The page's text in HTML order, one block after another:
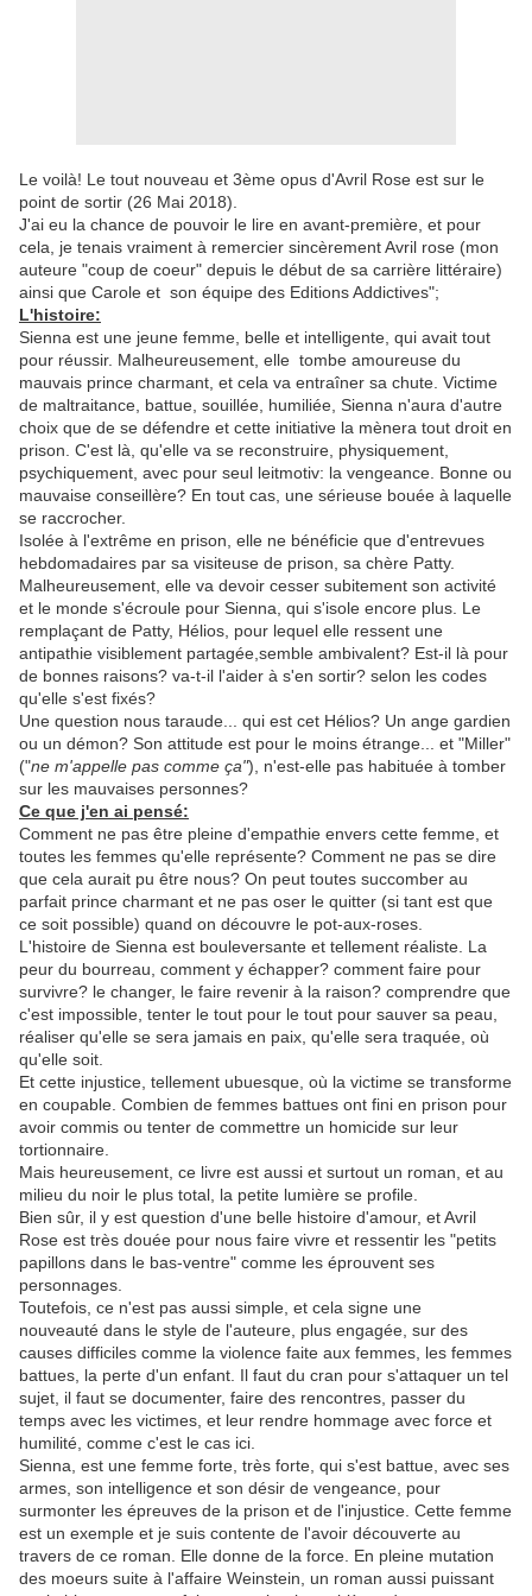
Le voilà! Le tout nouveau et 3ème opus d'Avril Rose est sur le
point de sortir (26 Mai 2018).
J'ai eu la chance de pouvoir le lire en avant-première, et pour
cela, je tenais vraiment à remercier sincèrement Avril rose (mon
auteure "coup de coeur" depuis le début de sa carrière littéraire)
ainsi que Carole et son équipe des Editions Addictives";
L'histoire:
Sienna est une jeune femme, belle et intelligente, qui avait tout
pour réussir. Malheureusement, elle tombe amoureuse du
mauvais prince charmant, et cela va entraîner sa chute. Victime
de maltraitance, battue, souillée, humiliée, Sienna n'aura d'autre
choix que de se défendre et cette initiative la mènera tout droit en
prison. C'est là, qu'elle va se reconstruire, physiquement,
psychiquement, avec pour seul leitmotiv: la vengeance. Bonne ou
mauvaise conseillère? En tout cas, une sérieuse bouée à laquelle
se raccrocher.
Isolée à l'extrême en prison, elle ne bénéficie que d'entrevues
hebdomadaires par sa visiteuse de prison, sa chère Patty.
Malheureusement, elle va devoir cesser subitement son activité
et le monde s'écroule pour Sienna, qui s'isole encore plus. Le
remplaçant de Patty, Hélios, pour lequel elle ressent une
antipathie visiblement partagée,semble ambivalent? Est-il là pour
de bonnes raisons? va-t-il l'aider à s'en sortir? selon les codes
qu'elle s'est fixés?
Une question nous taraude... qui est cet Hélios? Un ange gardien
ou un démon? Son attitude est pour le moins étrange... et "Miller"
("ne m'appelle pas comme ça"), n'est-elle pas habituée à tomber
sur les mauvaises personnes?
Ce que j'en ai pensé:
Comment ne pas être pleine d'empathie envers cette femme, et
toutes les femmes qu'elle représente? Comment ne pas se dire
que cela aurait pu être nous? On peut toutes succomber au
parfait prince charmant et ne pas oser le quitter (si tant est que
ce soit possible) quand on découvre le pot-aux-roses.
L'histoire de Sienna est bouleversante et tellement réaliste. La
peur du bourreau, comment y échapper? comment faire pour
survivre? le changer, le faire revenir à la raison? comprendre que
c'est impossible, tenter le tout pour le tout pour sauver sa peau,
réaliser qu'elle se sera jamais en paix, qu'elle sera traquée, où
qu'elle soit.
Et cette injustice, tellement ubuesque, où la victime se transforme
en coupable. Combien de femmes battues ont fini en prison pour
avoir commis ou tenter de commettre un homicide sur leur
tortionnaire.
Mais heureusement, ce livre est aussi et surtout un roman, et au
milieu du noir le plus total, la petite lumière se profile.
Bien sûr, il y est question d'une belle histoire d'amour, et Avril
Rose est très douée pour nous faire vivre et ressentir les "petits
papillons dans le bas-ventre" comme les éprouvent ses
personnages.
Toutefois, ce n'est pas aussi simple, et cela signe une
nouveauté dans le style de l'auteure, plus engagée, sur des
causes difficiles comme la violence faite aux femmes, les femmes
battues, la perte d'un enfant. Il faut du cran pour s'attaquer un tel
sujet, il faut se documenter, faire des rencontres, passer du
temps avec les victimes, et leur rendre hommage avec force et
humilité, comme c'est le cas ici.
Sienna, est une femme forte, très forte, qui s'est battue, avec ses
armes, son intelligence et son désir de vengeance, pour
surmonter les épreuves de la prison et de l'injustice. Cette femme
est un exemple et je suis contente de l'avoir découverte au
travers de ce roman. Elle donne de la force. En pleine mutation
des moeurs suite à l'affaire Weinstein, un roman aussi puissant